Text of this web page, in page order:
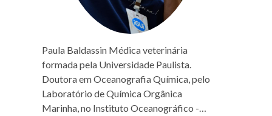
Paula Baldassin Médica veterinária
formada pela Universidade Paulista.
Doutora em Oceanografia Química, pelo
Laboratório de Química Orgânica
Marinha, no Instituto Oceanográfico -…